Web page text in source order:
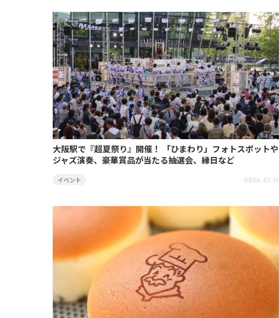
大阪駅で『超夏祭り』開催！ 「ひまわり」フォトスポットや
ジャズ演奏、豪華賞品が当たる抽選会、縁日など
イベント 2026.07.11